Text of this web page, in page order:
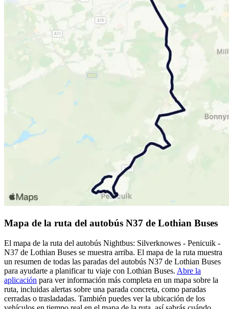
Mapa de la ruta del autobús N37 de Lothian Buses
El mapa de la ruta del autobús Nightbus: Silverknowes - Penicuik -
N37 de Lothian Buses se muestra arriba. El mapa de la ruta muestra
un resumen de todas las paradas del autobús N37 de Lothian Buses
para ayudarte a planificar tu viaje con Lothian Buses. Abre la
aplicación para ver información más completa en un mapa sobre la
ruta, incluidas alertas sobre una parada concreta, como paradas
cerradas o trasladadas. También puedes ver la ubicación de los